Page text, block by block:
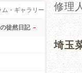
修理
埼玉
・ギャラリー
徒然日記